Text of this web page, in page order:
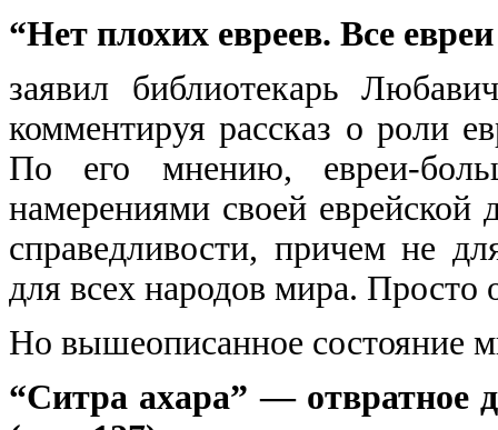
“Нет плохих евреев. Все
заявил библиотекарь
комментируя рассказ о роли
По его мнению, евреи-
намерениями своей
справедливости, причем не
для всех народов мира.
Но вышеописанное состояние
“Ситра ахара” — отвратное